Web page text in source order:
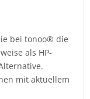
bei tonoo® die
als HP-
mit aktuellem